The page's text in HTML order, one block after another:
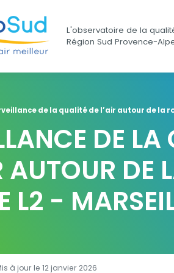
navigation
L'observatoire de la
Région Sud Provence-
de la qualité de l’air autour de la
DE LA
AUTOUR DE
L2 -
à jour le12 janvier 2026